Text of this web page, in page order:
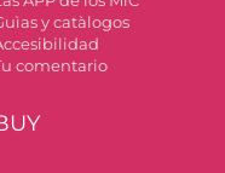
y catàlogos
comentario